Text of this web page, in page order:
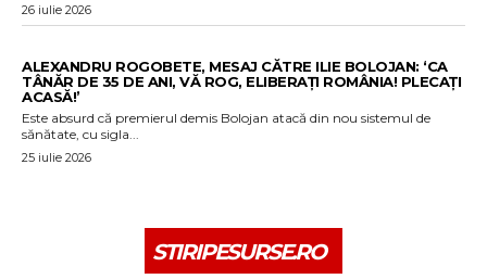
26 iulie 2026
ALEXANDRU ROGOBETE, MESAJ CĂTRE ILIE BOLOJAN: ‘CA
TÂNĂR DE 35 DE ANI, VĂ ROG, ELIBERAȚI ROMÂNIA! PLECAȚI
ACASĂ!’
Este absurd că premierul demis Bolojan atacă din nou sistemul de
sănătate, cu sigla...
25 iulie 2026
STIRIPESURSE.RO